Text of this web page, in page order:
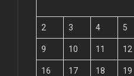
2 3 4 5
9 10 11 12
16 17 18 19